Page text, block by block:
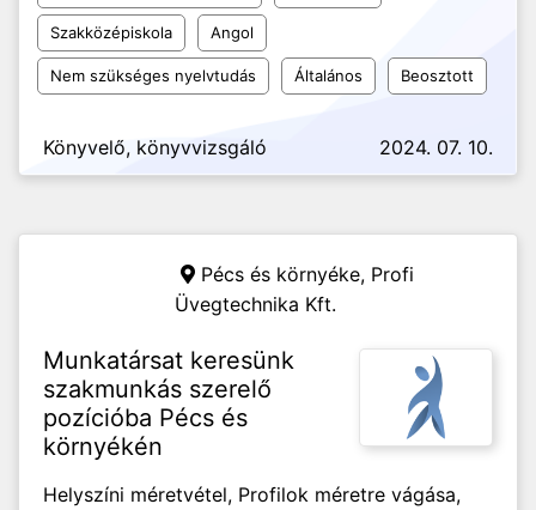
Szakközépiskola Angol
Nem szükséges nyelvtudás Általános Beosztott
Könyvelő, könyvvizsgáló 2024. 07. 10.
Pécs és környéke, Profi
Üvegtechnika Kft.
Munkatársat keresünk
szakmunkás szerelő
pozícióba Pécs és
környékén
Helyszíni méretvétel, Profilok méretre vágása,